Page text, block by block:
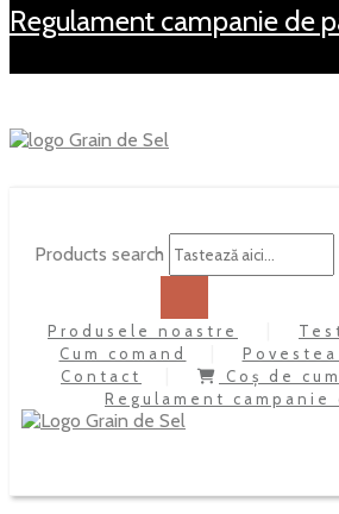
regulament campanie de
Products search
Produsele noastre
Cum comand
Contact
Coș de
Regulament campanie